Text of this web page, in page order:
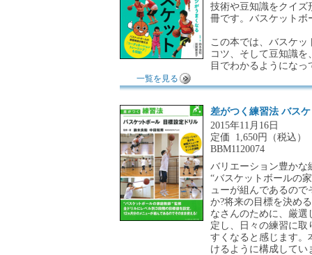
技術や豆知識をクイズ
冊です。バスケットボ
この本では、バスケ
コツ、そして豆知識
目でわかるようにな
一覧を見る
差がつく練習法 バス
2015年11月16日
定価 1,650円（税込）
BBM1120074
バリエーション豊かな
“バスケットボールの
ューが組んであるの
か?将来の目標を決め
なさんのために、厳
定し、日々の練習に
すくなると感じます。
けるように構成してい